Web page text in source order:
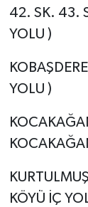
42. SK. 43.
YOLU )
YOLU )
KÖYÜ İÇ